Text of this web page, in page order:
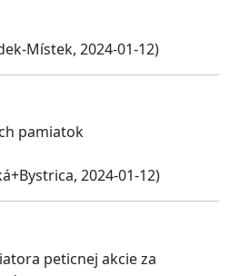
Místek, 2024-01-12)
pamiatok
2024-01-12)
peticnej akcie za